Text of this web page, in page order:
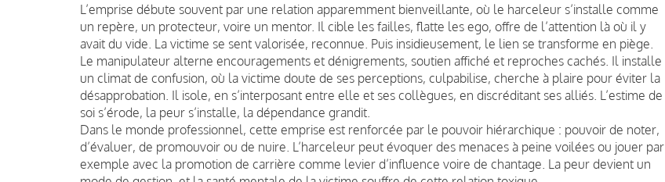
L’emprise débute souvent par une relation apparemment bienveillante, où le harceleur s’installe comme
un repère, un protecteur, voire un mentor. Il cible les failles, flatte les ego, offre de l’attention là où il y
avait du vide. La victime se sent valorisée, reconnue. Puis insidieusement, le lien se transforme en piège.
Le manipulateur alterne encouragements et dénigrements, soutien affiché et reproches cachés. Il installe
un climat de confusion, où la victime doute de ses perceptions, culpabilise, cherche à plaire pour éviter la
désapprobation. Il isole, en s’interposant entre elle et ses collègues, en discréditant ses alliés. L’estime de
soi s’érode, la peur s’installe, la dépendance grandit.
Dans le monde professionnel, cette emprise est renforcée par le pouvoir hiérarchique : pouvoir de noter,
d’évaluer, de promouvoir ou de nuire. L’harceleur peut évoquer des menaces à peine voilées ou jouer par
exemple avec la promotion de carrière comme levier d’influence voire de chantage. La peur devient un